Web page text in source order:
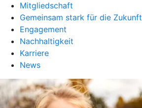
Mitgliedschaft
Gemeinsam stark für die Zukunft
Engagement
Nachhaltigkeit
Karriere
News